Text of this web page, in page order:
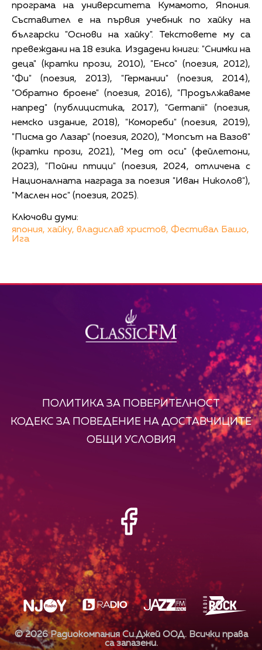
програма на университета Кумамото, Япония.
Съставител е на първия учебник по хайку на
български "Основи на хайку". Текстовете му са
превеждани на 18 езика. Издадени книги: "Снимки на
деца" (кратки прози, 2010), "Енсо" (поезия, 2012),
"Фи" (поезия, 2013), "Германии" (поезия, 2014),
"Обратно броене" (поезия, 2016), "Продължаваме
напред" (публицистика, 2017), "Germanii" (поезия,
немско издание, 2018), "Комореби" (поезия, 2019),
"Писма до Лазар" (поезия, 2020), "Мопсът на Вазов"
(кратки прози, 2021), "Мед от оси" (фейлетони,
2023), "Пойни птици" (поезия, 2024, отличена с
Националната награда за поезия "Иван Николов"),
"Маслен нос" (поезия, 2025).
Ключови думи:
япония, хайку, владислав христов, Фестивал Башо,
Ига
ПОЛИТИКА ЗА ПОВЕРИТЕЛНОСТ
КОДЕКС ЗА ПОВЕДЕНИЕ НА ДОСТАВЧИЦИТЕ
ОБЩИ УСЛОВИЯ
©2026Радиокомпания Си.Джей ООД. Всички права
са запазени.